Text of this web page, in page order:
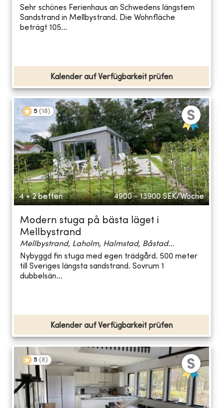
Sehr schönes Ferienhaus an Schwedens längstem
Sandstrand in Mellbystrand. Die Wohnfläche
beträgt 105...
Kalender auf Verfügbarkeit prüfen
5 (18)
4 + 2 betten 4900 - 13900 SEK/Woche
Modern stuga på bästa läget i
Mellbystrand
Mellbystrand, Laholm, Halmstad, Båstad...
Nybyggd fin stuga med egen trädgård. 500 meter
till Sveriges längsta sandstrand. Sovrum 1
dubbelsän...
Kalender auf Verfügbarkeit prüfen
5 (8)